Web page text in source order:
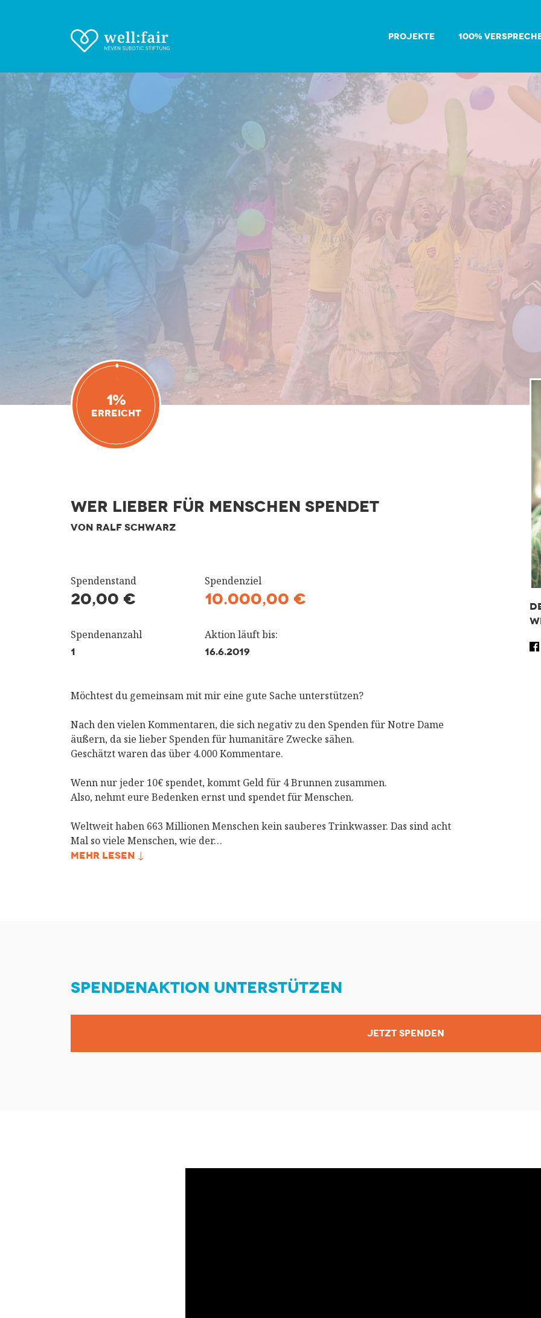
PROJEKTE 100%
1%
Erreicht
Wer lieber für Menschen spendet
VON RALF SCHWARZ
Spendenstand
20,00 €
Spendenziel
10.000,00 €
Spendenanzahl
1
Aktion läuft bis:
16.6.2019
Möchtest du gemeinsam mit mir eine gute Sache unterstützen?
Nach den vielen Kommentaren, die sich negativ zu den Spenden für Notre Dame
äußern, da sie lieber Spenden für humanitäre Zwecke sähen.
Geschätzt waren das über 4.000 Kommentare.
Wenn nur jeder 10€ spendet, kommt Geld für 4 Brunnen zusammen.
Also, nehmt eure Bedenken ernst und spendet für Menschen.
Weltweit haben 663 Millionen Menschen kein sauberes Trinkwasser. Das sind acht
Mal so viele Menschen, wie der…
MEHR LESEN ↓
SPENDENAKTION UNTERSTÜTZEN
JETZT SPENDEN